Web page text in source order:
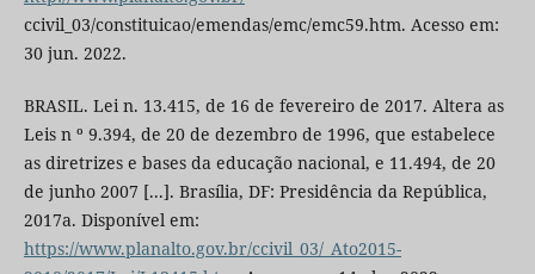
ccivil_03/constituicao/emendas/emc/emc59.htm. Acesso em:
30 jun. 2022.
BRASIL. Lei n. 13.415, de 16 de fevereiro de 2017. Altera as
Leis n º 9.394, de 20 de dezembro de 1996, que estabelece
as diretrizes e bases da educação nacional, e 11.494, de 20
de junho 2007 [...]. Brasília, DF: Presidência da República,
2017a. Disponível em:
https://www.planalto.gov.br/ccivil_03/_Ato2015-